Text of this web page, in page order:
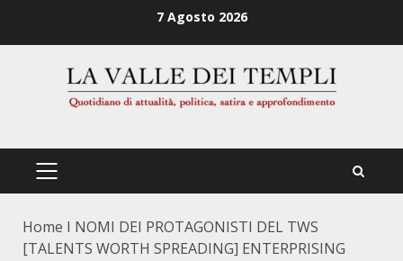
7 Agosto 2026
PRIMÄRES
Home I NOMI DEI PROTAGONISTI DEL TWS
[TALENTS WORTH SPREADING] ENTERPRISING